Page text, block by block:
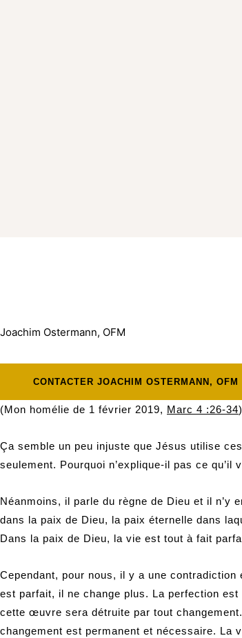
Joachim Ostermann, OFM
CONTACTER JOACHIM OSTERMANN, OFM
(Mon homélie de 1 février 2019, Marc 4 :26-34)
Ça semble un peu injuste que Jésus utilise
seulement. Pourquoi n’explique-il pas ce
Néanmoins, il parle du règne de Dieu et il n’y
dans la paix de Dieu, la paix éternelle dans
Dans la paix de Dieu, la vie est tout à fait
Cependant, pour nous, il y a une
est parfait, il ne change plus. La perfection
cette œuvre sera détruite par tout
changement est permanent et nécessaire. La